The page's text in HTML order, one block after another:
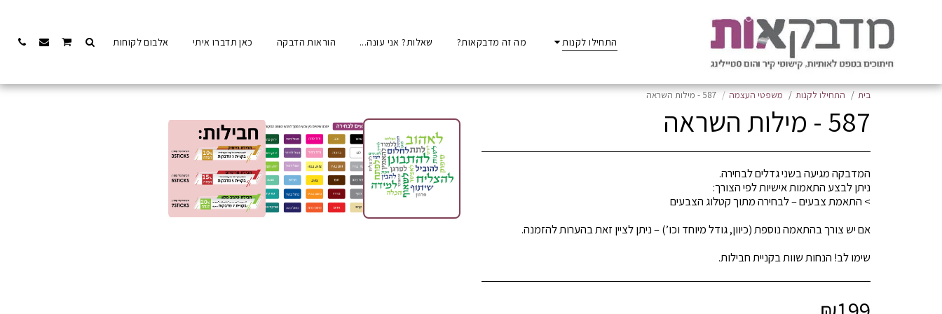
התחילו לקנות מה זה מדבקאות? שאלות? אני עונה... הוראות הדבקה כאן תדברו איתי אלבום לקוחות
בית התחילו לקנות משפטי העצמה 587 - מילות השראה
587 - מילות השראה
שימו לב! הנחות שוות בקניית חבילות.